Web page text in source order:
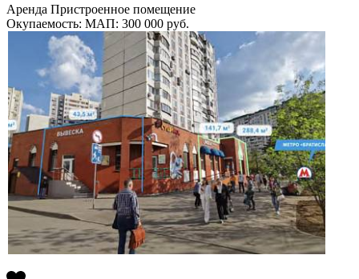
Аренда Пристроенное помещение
Окупаемость: МАП: 300 000 руб.